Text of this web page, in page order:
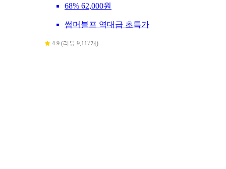
68% 62,000원
썸머블프 역대급 초특가
4.9 (리뷰 9,117개)